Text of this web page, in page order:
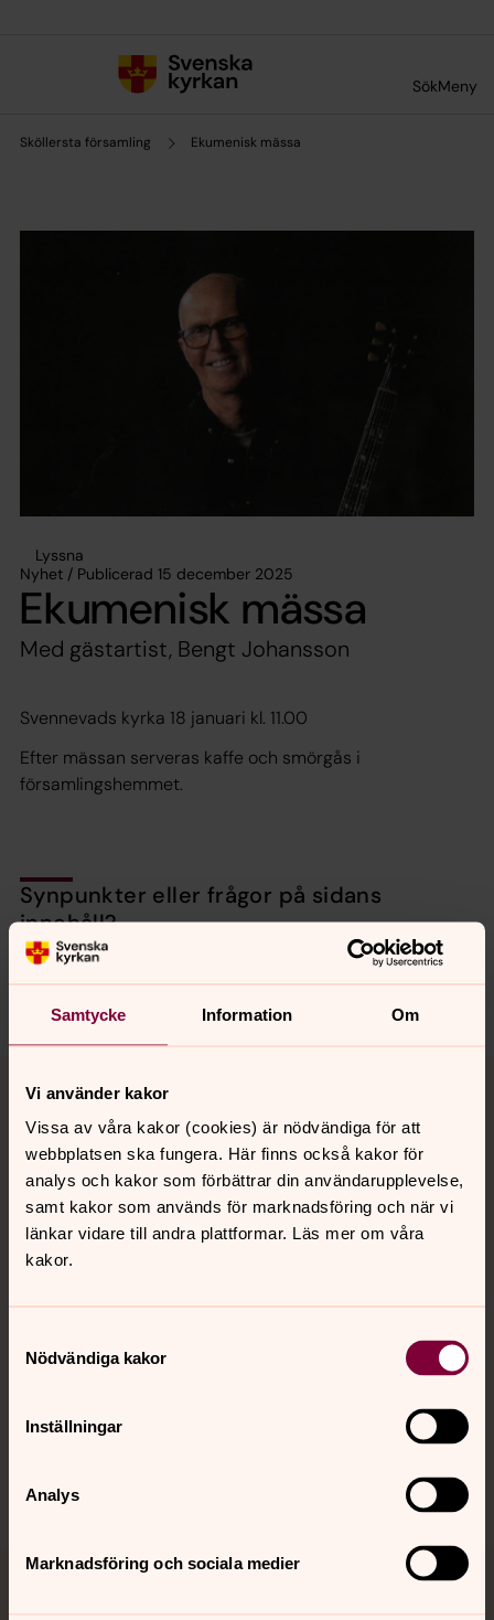
Samtycke Information Om
Vi använder kakor
Vissa av våra kakor (cookies) är nödvändiga för att
webbplatsen ska fungera. Här finns också kakor för
analys och kakor som förbättrar din användarupplevelse,
samt kakor som används för marknadsföring och när vi
länkar vidare till andra plattformar. Läs mer om våra
kakor.
Nödvändiga kakor
Inställningar
Analys
Marknadsföring och sociala medier
SökMeny
Sköllersta församling Ekumenisk mässa
Lyssna
Nyhet / Publicerad 15 december 2025
Ekumenisk mässa
Med gästartist, Bengt Johansson
Svennevads kyrka 18 januari kl. 11.00
Efter mässan serveras kaffe och smörgås i
församlingshemmet.
Synpunkter eller frågor på sidans
innehåll?
skollersta.forsamling@svenskakyrkan.se
Kontakt
Kalender
Sociala kanaler